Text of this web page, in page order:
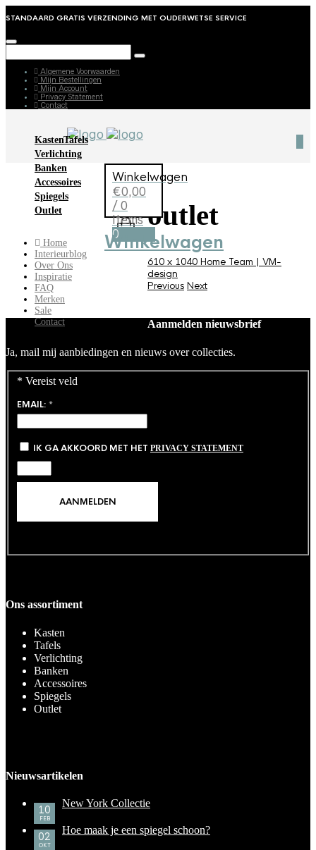
STANDAARD GRATIS VERZENDING MET OUDERWETSE SERVICE
Algemene Voorwaarden
Mijn Bestellingen
Mijn Account
Privacy Statement
Contact
KastenTafels
Verlichting
Banken
Accessoires
Spiegels
Outlet
Home
Interieurblog
Over Ons
Inspiratie
FAQ
Merken
Sale
Contact
Winkelwagen
€0,00
/ 0
items
0
Winkelwagen
outlet
610 x 1040 Home Team | VM-
design
Previous Next
Aanmelden nieuwsbrief
Ja, mail mij aanbiedingen en nieuws over collecties.
* Vereist veld
EMAIL: *
IK GA AKKOORD MET HET PRIVACY STATEMENT
Ons assortiment
Kasten
Tafels
Verlichting
Banken
Accessoires
Spiegels
Outlet
Nieuwsartikelen
10
FEB
New York Collectie
02
OKT
Hoe maak je een spiegel schoon?